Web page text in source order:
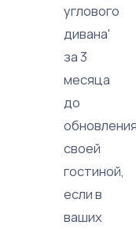
углового
дивана'
за 3
месяца
до
своей
гостиной,
если в
ваших